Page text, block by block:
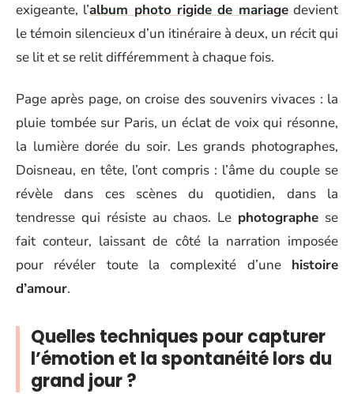
exigeante, l’album photo rigide de mariagedevient
le témoin silencieux d’un itinéraire à deux, un récit qui
se lit et se relit différemment à chaque fois.
Page après page, on croise des souvenirs vivaces : la
pluie tombée sur Paris, un éclat de voix qui résonne,
la lumière dorée du soir. Les grands photographes,
Doisneau, en tête, l’ont compris : l’âme du couple se
révèle dans ces scènes du quotidien, dans la
tendresse qui résiste au chaos. Le photographe se
fait conteur, laissant de côté la narration imposée
pour révéler toute la complexité d’une histoire
d’amour.
Quelles techniques pour capturer
l’émotion et la spontanéité lors du
grand jour ?